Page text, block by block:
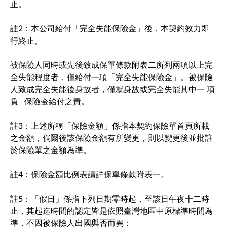
止。
註2：本公司給付「完全失能保險金」後，本契約效力即
行終止。
被保險人同時或先後致成保單條款附表二所列兩項以上完
全失能程度者，僅給付一項「完全失能保險金」。被保險
人致成完全失能後身故者，僅就身故或完全失能其中一 項
負 保險金給付之責。
註3：上述所稱「保險金額」係指本契約保險單首頁所載
之金額，倘爾後該保險金額有所變更，則以變更後並批註
於保險單之金額為準。
註4：保險金額比例表請詳保單條款附表一。
註5：「假日」係指下列日期零時起，至該日午夜十二時
止，其起迄時間的認定皆是依照臺灣地區中原標準時間為
準，不因被保險人出國與否而異：